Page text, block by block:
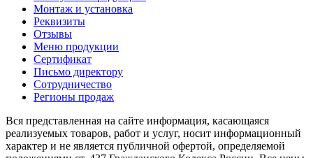
Монтаж и установка
Реквизиты
Отзывы
Меню продукции
Сертификат
Письмо директору
Сотрудничество
Регионы продаж
Вся представленная на сайте информация, касающаяся
реализуемых товаров, работ и услуг, носит информационный
характер и не является публичной офертой, определяемой